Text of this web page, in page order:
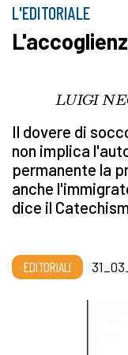
L'EDITORIALE
LUIGI
Il dovere di
non implica
permanente la
anche
dice il
EDITORIALI